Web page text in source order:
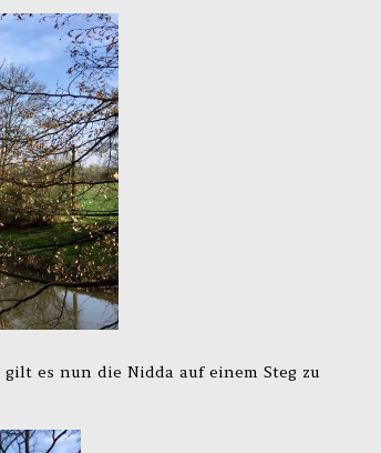
es nun die Nidda auf einem Steg zu